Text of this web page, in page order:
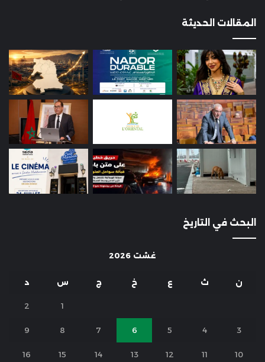
المقالات الحديثة
البحث في التاريخ
غشت 2026
ن ث ع خ ج س د
1
2
3
4
5
6
7
8
9
10
11
12
13
14
15
16